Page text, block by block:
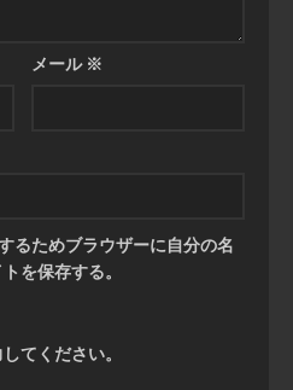
メール※
るためブラウザーに自分の名
を保存する。
てください。